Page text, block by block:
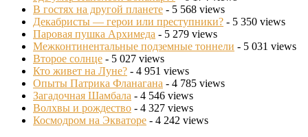
В гостях на другой планете - 5 568 views
Декабристы — герои или преступники? - 5 350 views
Паровая пушка Архимеда - 5 279 views
Межконтинентальные подземные тоннели - 5 031 views
Второе солнце - 5 027 views
Кто живет на Луне? - 4 951 views
Опыты Патрика Фланагана - 4 785 views
Загадочная Шамбала - 4 546 views
Волхвы и рождество - 4 327 views
Космодром на Экваторе - 4 242 views